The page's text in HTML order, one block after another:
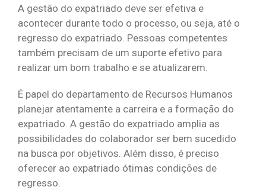
A gestão do expatriado deve ser efetiva e
acontecer durante todo o processo, ou seja, até o
regresso do expatriado. Pessoas competentes
também precisam de um suporte efetivo para
realizar um bom trabalho e se atualizarem.
É papel do departamento de Recursos Humanos
planejar atentamente a carreira e a formação do
expatriado. A gestão do expatriado amplia as
possibilidades do colaborador ser bem sucedido
na busca por objetivos. Além disso, é preciso
oferecer ao expatriado ótimas condições de
regresso.